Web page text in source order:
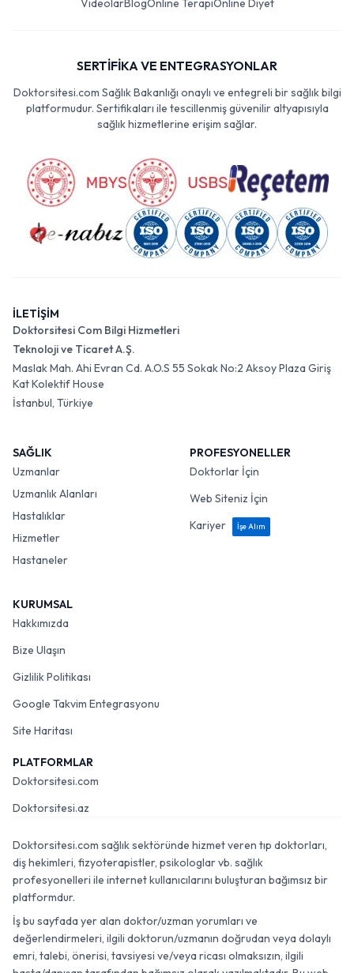
VideolarBlogOnline TerapiOnline Diyet
SERTİFİKA VE ENTEGRASYONLAR
Doktorsitesi.com Sağlık Bakanlığı onaylı ve entegreli bir sağlık bilgi
platformudur. Sertifikaları ile tescillenmiş güvenilir altyapısıyla
sağlık hizmetlerine erişim sağlar.
İLETİŞİM
Doktorsitesi Com Bilgi Hizmetleri
Teknoloji ve Ticaret A.Ş.
Maslak Mah. Ahi Evran Cd. A.O.S 55 Sokak No:2 Aksoy Plaza Giriş
Kat Kolektif House
İstanbul, Türkiye
SAĞLIK
Uzmanlar
Uzmanlık Alanları
Hastalıklar
Hizmetler
Hastaneler
PROFESYONELLER
Doktorlar İçin
Web Siteniz İçin
Kariyer
İşe Alım
KURUMSAL
Hakkımızda
Bize Ulaşın
Gizlilik Politikası
Google Takvim Entegrasyonu
Site Haritası
PLATFORMLAR
Doktorsitesi.com
Doktorsitesi.az
Doktorsitesi.com sağlık sektöründe hizmet veren tıp doktorları,
diş hekimleri, fizyoterapistler, psikologlar vb. sağlık
profesyonelleri ile internet kullanıcılarını buluşturan bağımsız bir
platformdur.
İş bu sayfada yer alan doktor/uzman yorumları ve
değerlendirmeleri, ilgili doktorun/uzmanın doğrudan veya dolaylı
emri, talebi, önerisi, tavsiyesi ve/veya ricası olmaksızın, ilgili